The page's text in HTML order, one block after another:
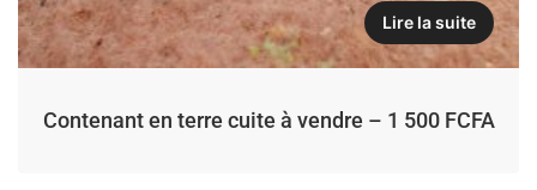
Lire la suite
Contenant en terre cuite à vendre – 1 500 FCFA